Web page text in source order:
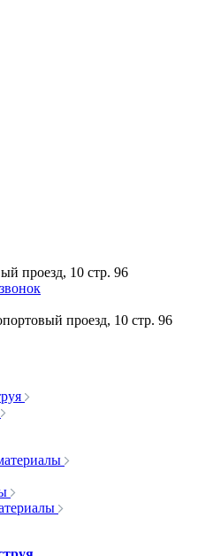
проезд, 10 стр. 96
проезд, 10 стр. 96